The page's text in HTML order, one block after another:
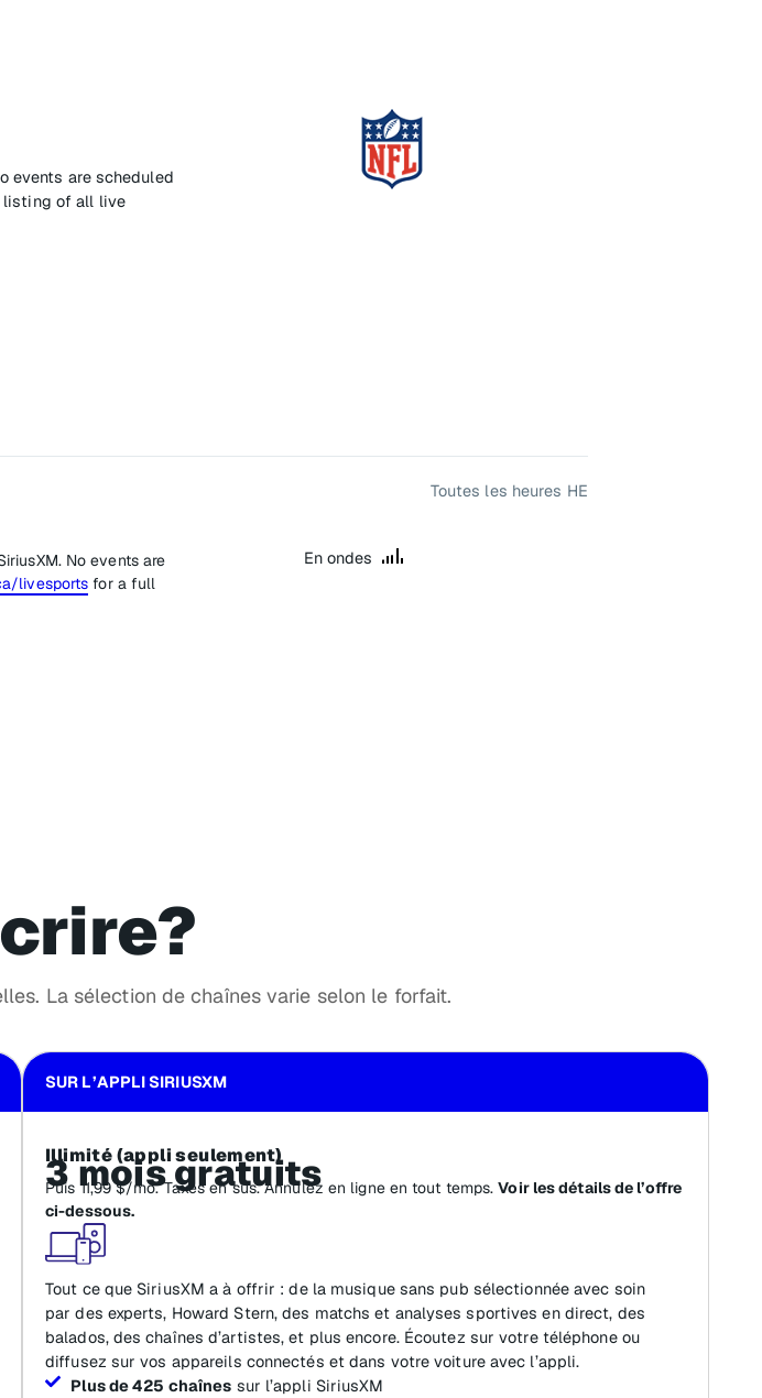
events are scheduled
listing of all live
Toutes les heures HE
No events are
livesports for a full
En ondes
La sélection de chaînes varie selon le forfait.
SUR L’APPLI SIRIUSXM
Illimité (appli seulement)
3 mois gratuits
Puis 11,99 $/mo. Taxes en sus. Annulez en ligne en tout temps.Voir les détails de l’offre
ci-dessous.
Tout ce que SiriusXM a à offrir : de la musique sans pub sélectionnée avec soin
par des experts, Howard Stern, des matchs et analyses sportives en direct, des
balados, des chaînes d’artistes, et plus encore. Écoutez sur votre téléphone ou
diffusez sur vos appareils connectés et dans votre voiture avec l’appli.
Plus de 425 chaînes sur l’appli SiriusXM